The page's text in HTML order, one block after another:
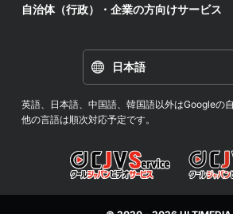
自治体（行政）・企業の方向けサービス
日本語
英語、日本語、中国語、韓国語以外はGoogleの
他の言語は順次対応予定です。